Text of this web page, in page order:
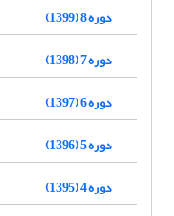
دوره 8 (1399)
دوره 7 (1398)
دوره 6 (1397)
دوره 5 (1396)
دوره 4 (1395)